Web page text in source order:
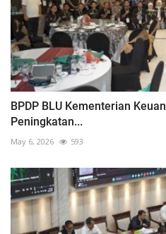
BPDP BLU Kementerian
Peningkatan...
May 6, 2026 593